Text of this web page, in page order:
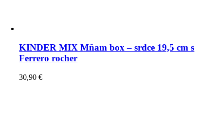
KINDER MIX Mňam box – srdce 19,5 cm s
Ferrero rocher
30,90€